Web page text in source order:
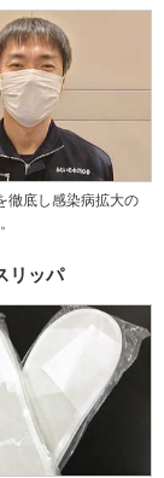
徹底し感染病拡大の
リッパ